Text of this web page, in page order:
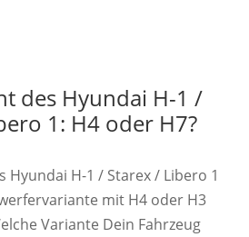
des Hyundai H-1 /
1: H4 oder H7?
Hyundai H-1 / Starex / Libero 1
mit H4 oder H3
Variante Dein Fahrzeug